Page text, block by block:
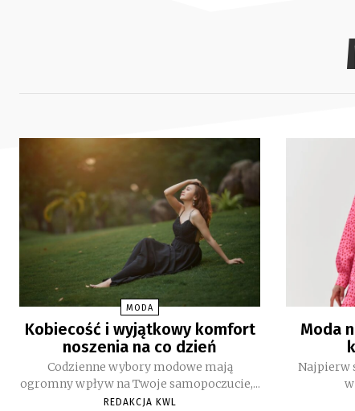
MODA
Kobiecość i wyjątkowy komfort
noszenia na co dzień
Codzienne wybory modowe mają
ogromny wpływ na Twoje samopoczucie,...
REDAKCJA KWL
Moda
Najpierw